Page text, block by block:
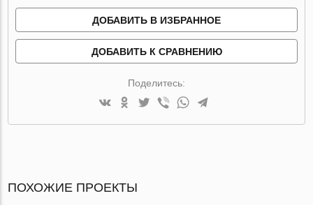
ДОБАВИТЬ В ИЗБРАННОЕ
ДОБАВИТЬ К СРАВНЕНИЮ
Поделитесь:
ПОХОЖИЕ ПРОЕКТЫ